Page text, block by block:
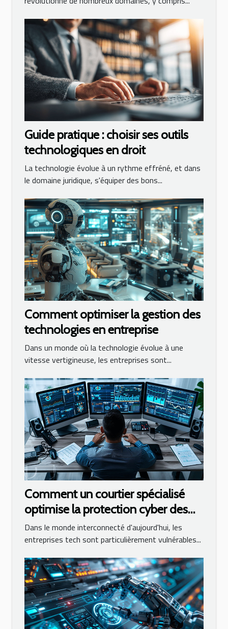
Guide pratique : choisir ses outils
technologiques en droit
La technologie évolue à un rythme effréné, et dans
le domaine juridique, s'équiper des bons...
Comment optimiser la gestion des
technologies en entreprise
Dans un monde où la technologie évolue à une
vitesse vertigineuse, les entreprises sont...
Comment un courtier spécialisé
optimise la protection cyber des
entreprises tech
Dans le monde interconnecté d'aujourd'hui, les
entreprises tech sont particulièrement vulnérables...